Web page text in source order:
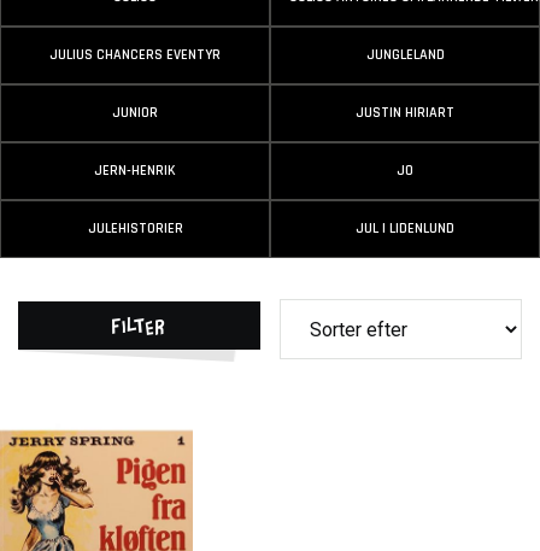
JULIUS CHANCERS EVENTYR JUNGLELAND
JUNIOR JUSTIN HIRIART
JERN-HENRIK JO
JULEHISTORIER JUL I LIDENLUND
Filter